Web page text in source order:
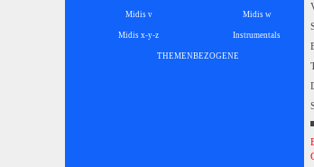
Midis v Midis w
Midis x-y-z Instrumentals
THEMENBEZOGENE